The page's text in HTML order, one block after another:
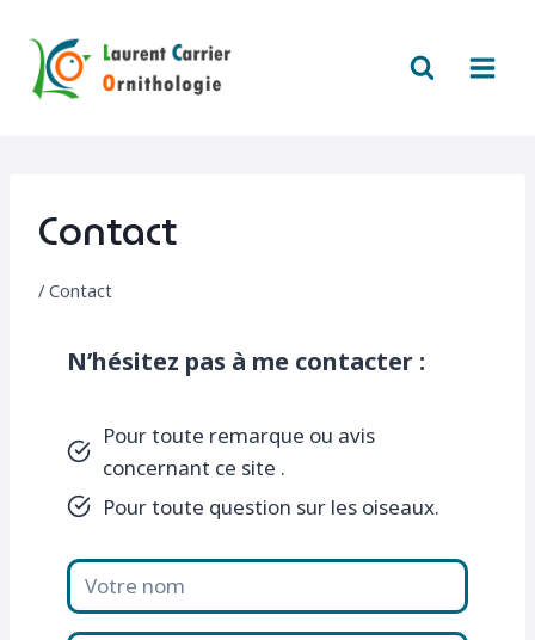
contenu
Contact
/ Contact
N’hésitez pas à me contacter :
Pour toute remarque ou avis
concernant ce site .
Pour toute question sur les oiseaux.